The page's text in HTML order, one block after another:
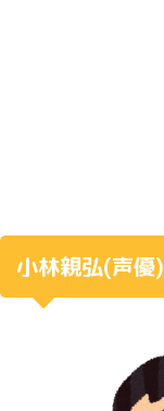
小林親弘(声優)